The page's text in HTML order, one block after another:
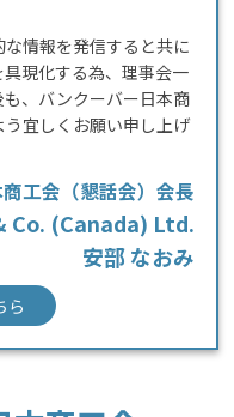
情報を発信すると共に
現化する為、理事会一
、バンクーバー日本商
宜しくお願い申し上げ
工会（懇話会）会長
Co. (Canada) Ltd.
安部 なおみ
ら